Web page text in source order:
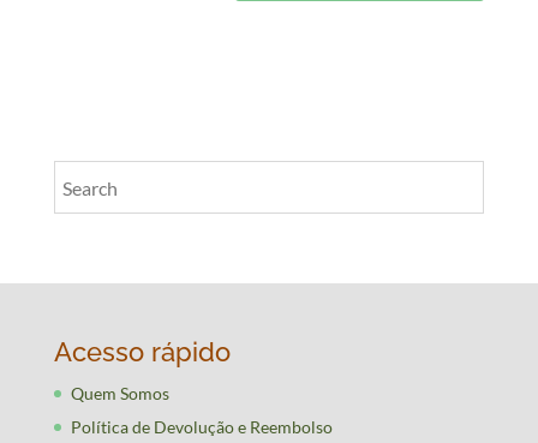
Acesso rápido
Quem Somos
Política de Devolução e Reembolso